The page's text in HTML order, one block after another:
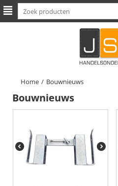
Home / Bouwnieuws
Bouwnieuws